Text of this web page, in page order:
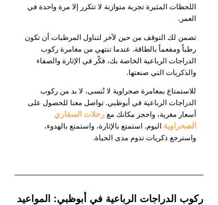
اللحظات المثيرة تجربة متوازنة لا تتكرر إلا مرة واحدة في
العمر.
تضمن لك التوقف من حين لآخر لتناول المرطبات أن تكون
رطباً ومفعماً بالطاقة. عندما تنتهي من مغامرة ركوب
الدراجات الرباعية الخاصة بك، فكّر في الإثارة والصفاء
والذكريات التي صنعتها.
للاستمتاع بمغامرة صحراوية لا تُنسى، لا بد من ركوب
الدراجات الرباعية في أبوظبي. تواصل معنا للحصول على
أسعار مغرية، واحجز مكانك مع رحلات السفاري
الصحراوية اليوم. استمتع بالإثارة، واستمتع بالهدوء،
واسترجع ذكريات تدوم مدى الحياة.
ركوب الدراجات الرباعية في أبوظبي: المواعيد